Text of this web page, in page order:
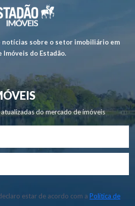
notícias sobre o setor imobiliário em
do Estadão.
do mercado de imóveis
estar de acordo com a Política de